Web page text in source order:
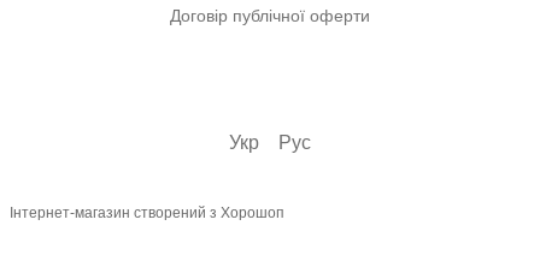
Договір публічної оферти
Укр Рус
Інтернет-магазин створений з Хорошоп